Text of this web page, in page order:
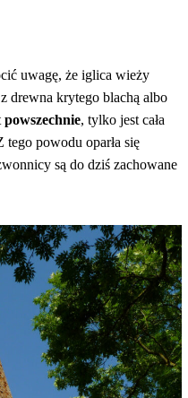
uwagę, że iglica wieży
z drewna krytego blachą albo
powszechnie, tylko jest cała
tego powodu oparła się
są do dziś zachowane